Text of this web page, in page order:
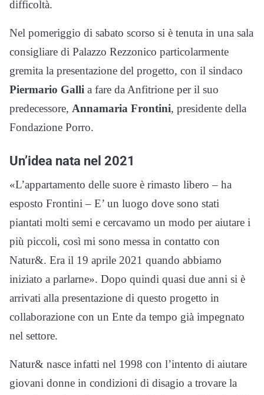
difficoltà.
Nel pomeriggio di sabato scorso si è tenuta in una sala
consigliare di Palazzo Rezzonico particolarmente
gremita la presentazione del progetto, con il sindaco
Piermario Galli a fare da Anfitrione per il suo
predecessore, Annamaria Frontini, presidente della
Fondazione Porro.
Un’idea nata nel 2021
«L’appartamento delle suore è rimasto libero – ha
esposto Frontini – E’ un luogo dove sono stati
piantati molti semi e cercavamo un modo per aiutare i
più piccoli, così mi sono messa in contatto con
Natur&. Era il 19 aprile 2021 quando abbiamo
iniziato a parlarne». Dopo quindi quasi due anni si è
arrivati alla presentazione di questo progetto in
collaborazione con un Ente da tempo già impegnato
nel settore.
Natur& nasce infatti nel 1998 con l’intento di aiutare
giovani donne in condizioni di disagio a trovare la